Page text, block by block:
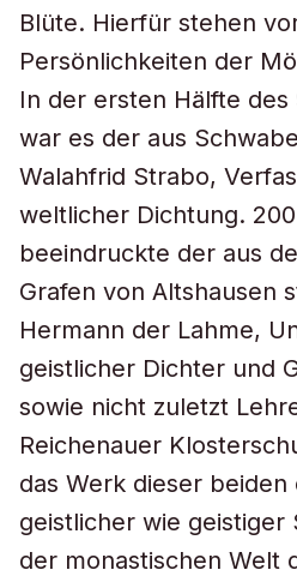
Blüte. Hierfür stehen
Persönlichkeiten der
In der ersten Hälfte
war es der aus
Walahfrid Strabo,
weltlicher Dichtung.
beeindruckte der aus
Grafen von Altshausen
Hermann der Lahme,
geistlicher Dichter und
sowie nicht zuletzt
Reichenauer
das Werk dieser
geistlicher wie geistiger
der monastischen Welt